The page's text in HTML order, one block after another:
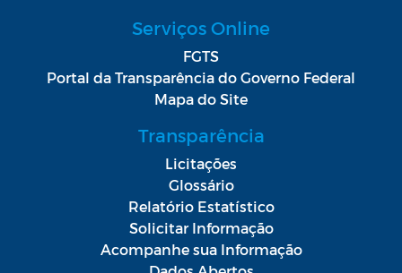
Serviços Online
FGTS
Portal da Transparência do Governo Federal
Mapa do Site
Transparência
Licitações
Glossário
Relatório Estatístico
Solicitar Informação
Acompanhe sua Informação